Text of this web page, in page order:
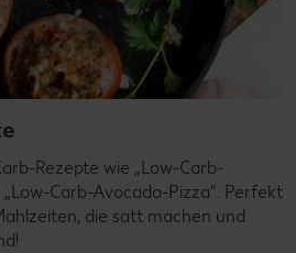
Rezepte wie „Low-Carb-
Carb-Avocado-Pizza". Perfekt
die satt machen und